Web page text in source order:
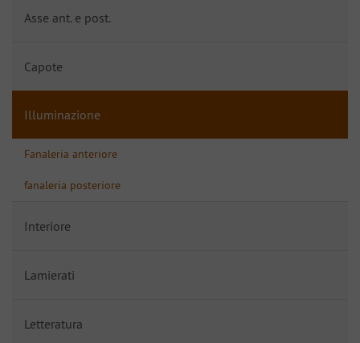
Asse ant. e post.
Capote
Illuminazione
Fanaleria anteriore
fanaleria posteriore
Interiore
Lamierati
Letteratura